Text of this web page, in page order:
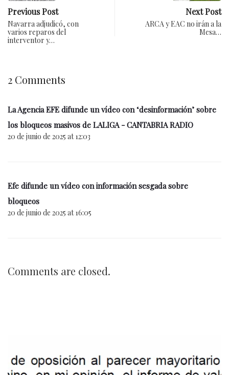
Previous Post
Navarra adjudicó, con
varios reparos del
interventor y…
Next Post
ARCA y EAC no irán a la
Mesa…
2 Comments
La Agencia EFE difunde un vídeo con ‘desinformación’ sobre
los bloqueos masivos de LALIGA - CANTABRIA RADIO
20 de junio de 2025 at 12:03
Efe difunde un vídeo con información sesgada sobre
bloqueos
20 de junio de 2025 at 16:05
Comments are closed.